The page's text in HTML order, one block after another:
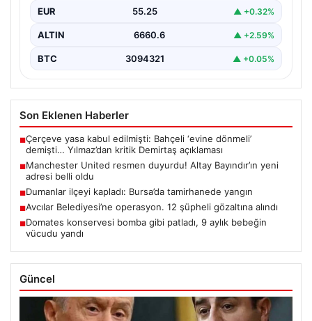
EUR 55.25 ▲ +0.32%
ALTIN 6660.6 ▲ +2.59%
BTC 3094321 ▲ +0.05%
Son Eklenen Haberler
■Çerçeve yasa kabul edilmişti: Bahçeli ‘evine dönmeli’
demişti… Yılmaz’dan kritik Demirtaş açıklaması
■Manchester United resmen duyurdu! Altay Bayındır’ın yeni
adresi belli oldu
■Dumanlar ilçeyi kapladı: Bursa’da tamirhanede yangın
■Avcılar Belediyesi’ne operasyon. 12 şüpheli gözaltına alındı
■Domates konservesi bomba gibi patladı, 9 aylık bebeğin
vücudu yandı
Güncel